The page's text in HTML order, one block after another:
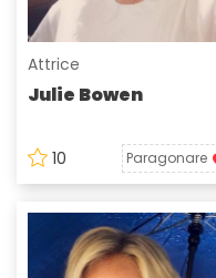
Attrice
Julie Bowen
10 Paragonare